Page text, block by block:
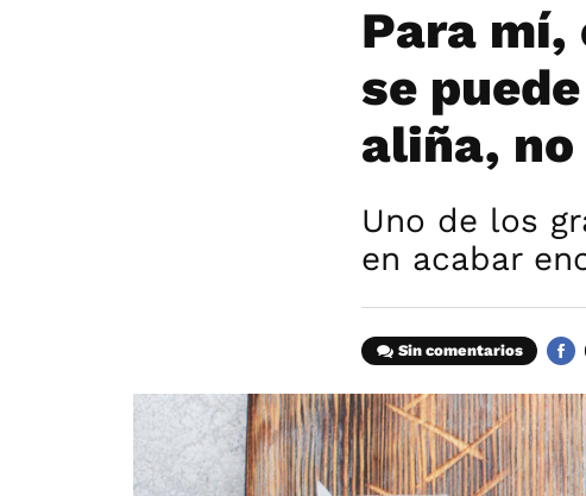
Para mí,
se
aliña, no
Uno de los
en acabar
Sin comentarios